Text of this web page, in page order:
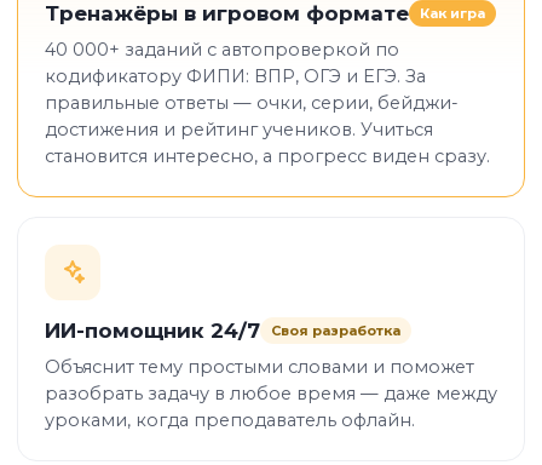
Тренажёры в игровом формате Как игра
40 000+ заданий с автопроверкой по
кодификатору ФИПИ: ВПР, ОГЭ и ЕГЭ. За
правильные ответы — очки, серии, бейджи-
достижения и рейтинг учеников. Учиться
становится интересно, а прогресс виден сразу.
ИИ-помощник 24/7 Своя разработка
Объяснит тему простыми словами и поможет
разобрать задачу в любое время — даже между
уроками, когда преподаватель офлайн.